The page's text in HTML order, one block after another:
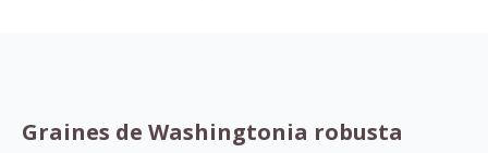
Graines de Washingtonia robusta